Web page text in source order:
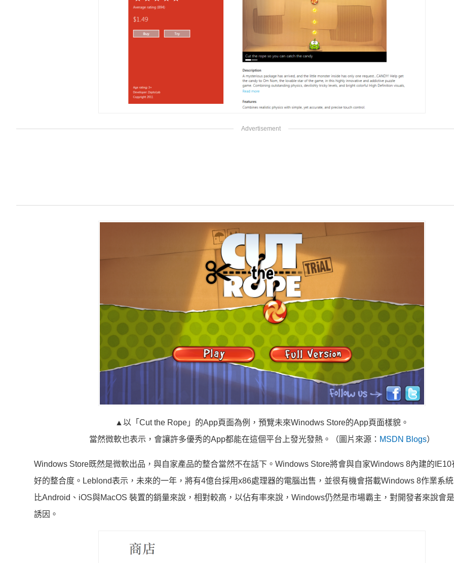
▲以「Cut the Rope」的App頁面為例，預覽未來Winodws Store的App頁面樣貌。
當然微軟也表示，會讓許多優秀的App都能在這個平台上發光發熱。（圖片來源： MSDN Blogs）
Windows Store既然是微軟出品，與自家產品的整合當然不在話下。Windows Store將會與自家Windows 8內建的IE10
好的整合度。Leblond表示，未來的一年，將有4億台採用x86處理器的電腦出售，並很有機會搭載Windows 8作業系
比Android、iOS與MacOS 裝置的銷量來說，相對較高，以佔有率來說，Windows仍然是市場霸主，對開發者來說會
誘因。